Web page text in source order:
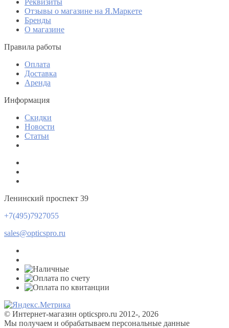
Реквизиты
Отзывы о магазине на Я.Маркете
Бренды
О магазине
Правила работы
Оплата
Доставка
Аренда
Информация
Скидки
Новости
Статьи
Ленинский проспект 39
+7(495)7927055
sales@opticspro.ru
© Интернет-магазин opticspro.ru 2012-, 2026
Мы получаем и обрабатываем персональные данные